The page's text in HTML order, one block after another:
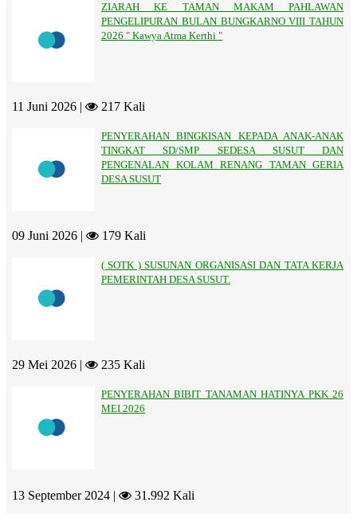
ZIARAH KE TAMAN MAKAM PAHLAWAN
PENGELIPURAN BULAN BUNGKARNO VIII TAHUN
2026 " Kawya Atma Kerthi "
11 Juni 2026 | 217 Kali
PENYERAHAN BINGKISAN KEPADA ANAK-ANAK
TINGKAT SD/SMP SEDESA SUSUT DAN
PENGENALAN KOLAM RENANG TAMAN GERIA
DESA SUSUT
09 Juni 2026 | 179 Kali
( SOTK ) SUSUNAN ORGANISASI DAN TATA KERJA
PEMERINTAH DESA SUSUT.
29 Mei 2026 | 235 Kali
PENYERAHAN BIBIT TANAMAN HATINYA PKK 26
MEI 2026
13 September 2024 | 31.992 Kali